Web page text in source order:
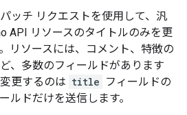
ッチ リクエストを使用して、汎
API リソースのタイトルのみを更
リソースには、コメント、特徴の
、多数のフィールドがあります
更するのは title フィールドの
ルドだけを送信します。